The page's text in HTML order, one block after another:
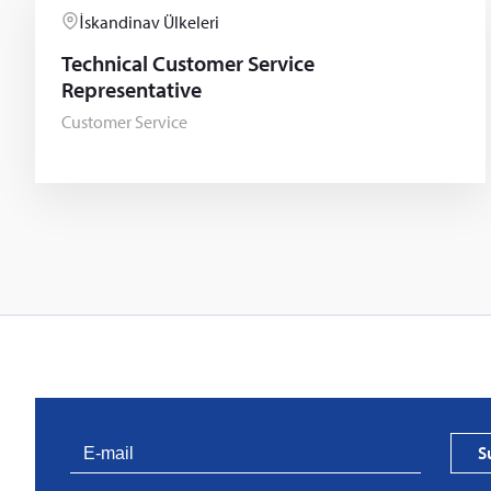
İskandinav Ülkeleri
Technical Customer Service
Representative
Customer Service